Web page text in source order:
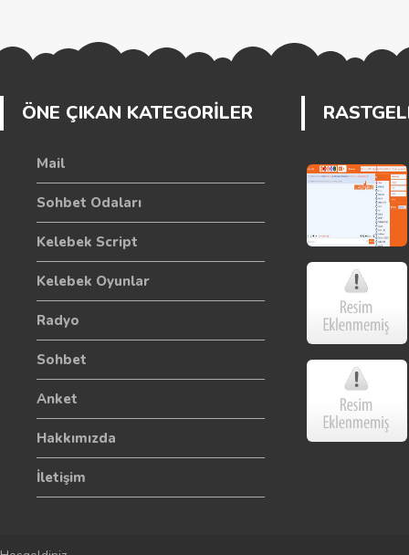
ÖNE ÇIKAN KATEGORİLER
Mail
Sohbet Odaları
Kelebek Script
Kelebek Oyunlar
Radyo
Sohbet
Anket
Hakkımızda
İletişim